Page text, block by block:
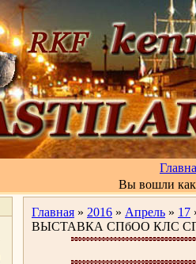
Вы вошли
Главная » 2016 » Апрель » 17
ВЫСТАВКА CПбОО КЛС